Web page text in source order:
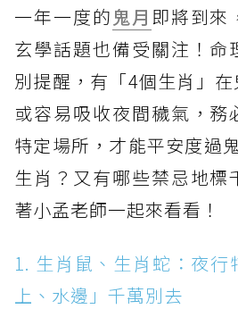
一年一度的 鬼月 即將到來
玄學話題也備受關注！命
別提醒，有「4個生肖」
或容易吸收夜間穢氣，務
特定場所，才能平安度過
生肖？又有哪些禁忌地標
著小孟老師一起來看看！
1. 生肖鼠、生肖蛇：夜行
上、水邊」千萬別去